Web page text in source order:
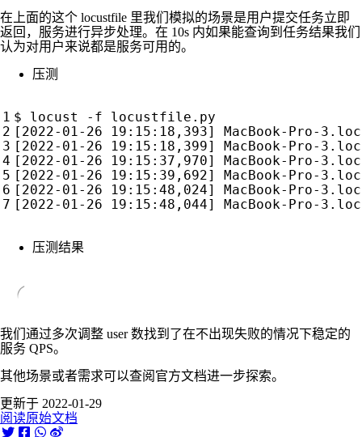
在上面的这个 locustfile 里我们模拟的场景是用户提交任务立即
返回，服务进行异步处理。在 10s 内如果能查询到任务结果我们
认为对用户来说都是服务可用的。
压测
压测结果
我们通过多次调整 user 数找到了在不出现失败的情况下稳定的
服务 QPS。
其他场景或者需求可以查阅官方文档进一步探索。
更新于 2022-01-29
阅读原始文档